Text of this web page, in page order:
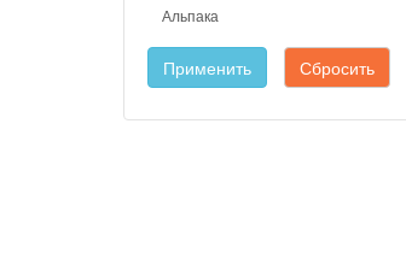
Альпака
Применить Сбросить